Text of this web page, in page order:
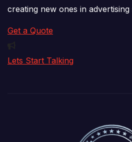
creating new ones in advertising
Get a Quote
Lets Start Talking